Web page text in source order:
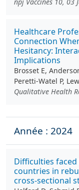
Healthcare
Connection
Hesitancy:
Implications
Brosset E,
Peretti-Watel P,
Qualitative Health
Année : 2024
Difficulties
countries in
cross-sectional